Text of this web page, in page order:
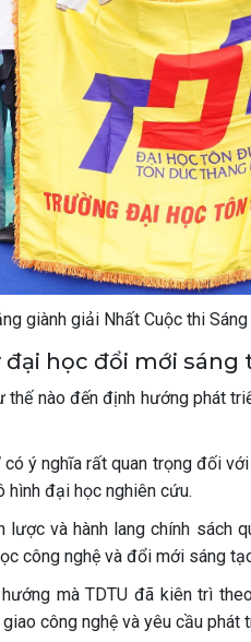
giành giải Nhất Cuộc thi Sáng
học đổi mới sáng
nào đến định hướng phát
có ý nghĩa rất quan trọng đối
đại học nghiên cứu.
và hành lang chính sách
công nghệ và đổi mới sáng
mà TDTU đã kiên trì
công nghệ và yêu cầu phát